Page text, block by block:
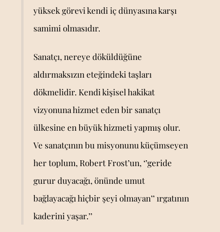
yüksek görevi kendi iç dünyasına karşı
samimi olmasıdır.
Sanatçı, nereye döküldüğüne
aldırmaksızın eteğindeki taşları
dökmelidir. Kendi kişisel hakikat
vizyonuna hizmet eden bir sanatçı
ülkesine en büyük hizmeti yapmış olur.
Ve sanatçının bu misyonunu küçümseyen
her toplum, Robert Frost’un, ‘’geride
gurur duyacağı, önünde umut
bağlayacağı hiçbir şeyi olmayan’’ırgatının
kaderini yaşar.’’